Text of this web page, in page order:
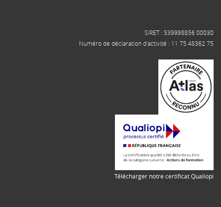
SIRET : 539998856 00030
Numéro de déclaration d'activité : 11 75 48362 75
Télécharger notre certificat Qualiopi